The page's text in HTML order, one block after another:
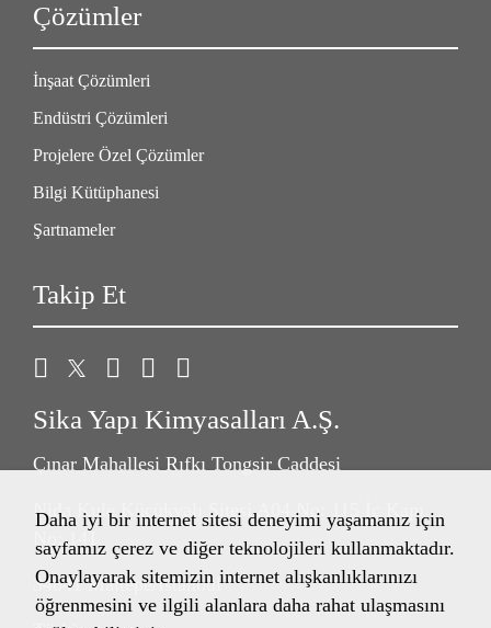
Çözümler
İnşaat Çözümleri
Endüstri Çözümleri
Projelere Özel Çözümler
Bilgi Kütüphanesi
Şartnameler
Takip Et
Sika Yapı Kimyasalları A.Ş.
Çınar Mahallesi Rıfkı Tongsir Caddesi
Nida Kule Küçükyalı Sitesi A04 No: 115 İç Kapı
No: 141
34841 Maltepe/İstanbul
Daha iyi bir internet sitesi deneyimi yaşamanız için
sayfamız çerez ve diğer teknolojileri kullanmaktadır.
Onaylayarak sitemizin internet alışkanlıklarınızı
öğrenmesini ve ilgili alanlara daha rahat ulaşmasını